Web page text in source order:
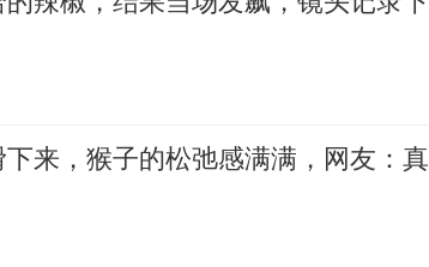
来，猴子的松弛感满满，网友：真